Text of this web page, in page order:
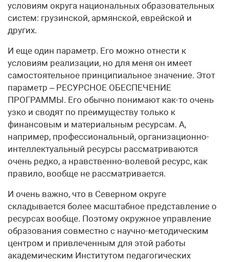
условиям округа национальных образовательных
систем: грузинской, армянской, еврейской и
других.
И еще один параметр. Его можно отнести к
условиям реализации, но для меня он имеет
самостоятельное принципиальное значение. Этот
параметр – РЕСУРСНОЕ ОБЕСПЕЧЕНИЕ
ПРОГРАММЫ. Его обычно понимают как-то очень
узко и сводят по преимуществу только к
финансовым и материальным ресурсам. А,
например, профессиональный, организационно-
интеллектуальный ресурсы рассматриваются
очень редко, а нравственно-волевой ресурс, как
правило, вообще не рассматривается.
И очень важно, что в Северном округе
складывается более масштабное представление о
ресурсах вообще. Поэтому окружное управление
образования совместно с научно-методическим
центром и привлеченным для этой работы
академическим Институтом педагогических